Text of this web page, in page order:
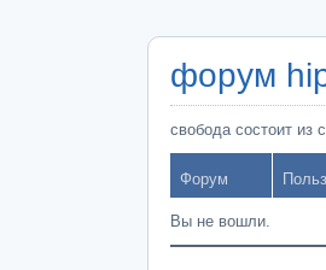
форум
свобода состоит из
Форум
Вы не вошли.